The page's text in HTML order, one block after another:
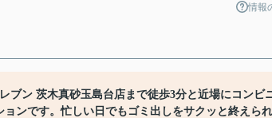
情報
ブン 茨木真砂玉島台店まで徒歩3分と近場にコンビ
ンです。忙しい日でもゴミ出しをサクッと終えられ